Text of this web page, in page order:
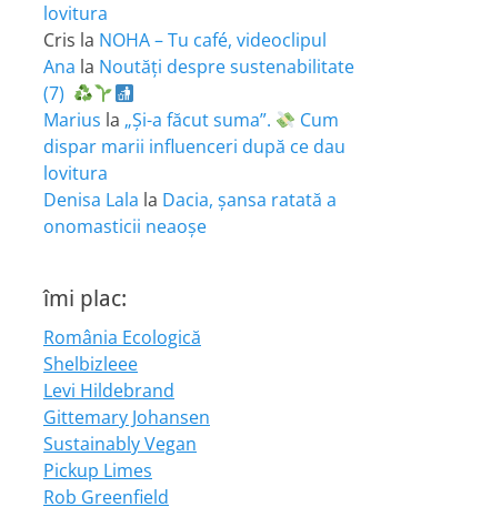
lovitura
Cris la NOHA – Tu café, videoclipul
Ana la Noutăți despre sustenabilitate
(7)
Marius la „Și-a făcut suma”.
Cum
dispar marii influenceri după ce dau
lovitura
Denisa Lala la Dacia, șansa ratată a
onomasticii neaoșe
îmi plac:
România Ecologică
Shelbizleee
Levi Hildebrand
Gittemary Johansen
Sustainably Vegan
Pickup Limes
Rob Greenfield